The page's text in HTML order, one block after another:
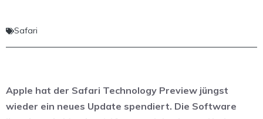
Safari
Apple hat der Safari Technology Preview jüngst
wieder ein neues Update spendiert. Die Software